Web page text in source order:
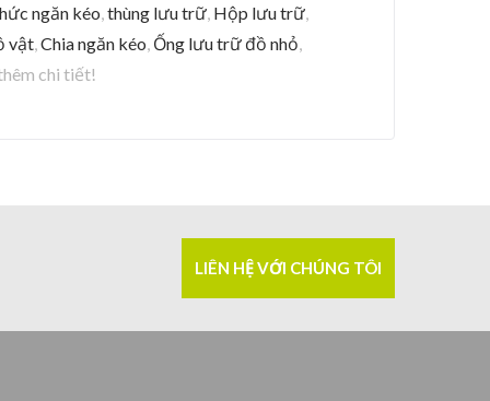
ngăn kéo thùng lưu trữ Hộp lưu trữ
vật Chia ngăn kéo Ống lưu trữ đồ nhỏ
chi tiết!
LIÊN HỆ VỚI CHÚNG TÔI